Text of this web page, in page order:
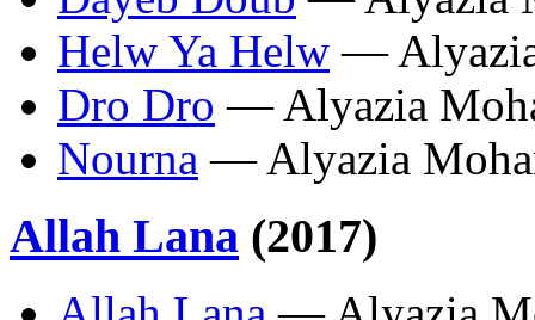
Helw Ya Helw —
Dro Dro — Alyazia
Nourna — Alyazia
Allah Lana (2017)